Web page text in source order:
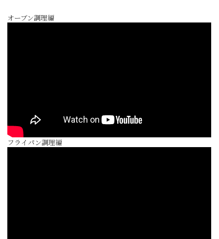
オーブン調理編
フライパン調理編